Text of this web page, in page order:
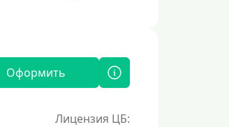
Оформить
Лицензия ЦБ: